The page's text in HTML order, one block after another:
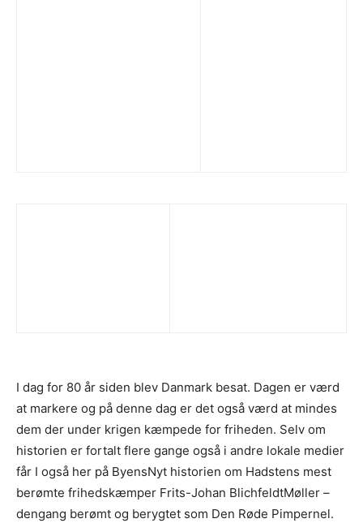
I dag for 80 år siden blev Danmark besat. Dagen er værd
at markere og på denne dag er det også værd at mindes
dem der under krigen kæmpede for friheden. Selv om
historien er fortalt flere gange også i andre lokale medier
får I også her på ByensNyt historien om Hadstens mest
berømte frihedskæmper Frits-Johan BlichfeldtMøller –
dengang berømt og berygtet som Den Røde Pimpernel.